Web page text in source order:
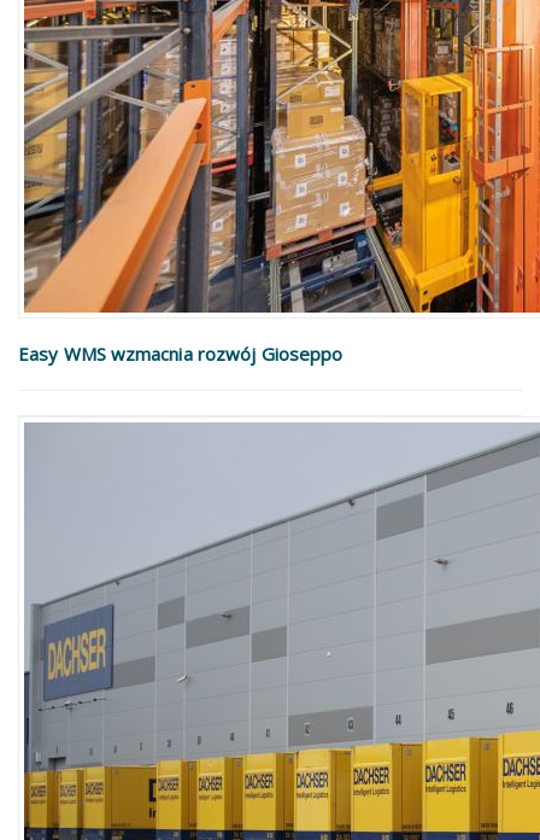
Easy WMS wzmacnia rozwój Gioseppo